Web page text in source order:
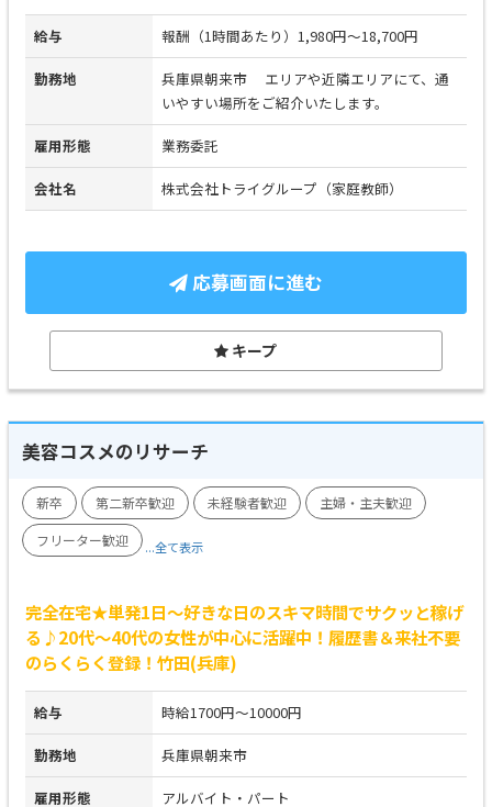
給与 報酬（1時間あたり）1,980円～18,700円
勤務地
兵庫県朝来市 エリアや近隣エリアにて、通
いやすい場所をご紹介いたします。
雇用形態 業務委託
会社名 株式会社トライグループ（家庭教師）
応募画面に進む
キープ
美容コスメのリサーチ
新卒 第二新卒歓迎 未経験者歓迎
主婦・主夫歓迎
フリーター歓迎
...全て表示
完全在宅★単発1日～好きな日のスキマ時間でサクッと稼げ
る♪20代～40代の女性が中心に活躍中！履歴書＆来社不要
のらくらく登録！竹田(兵庫)
給与 時給1700円～10000円
勤務地 兵庫県朝来市
雇用形態 アルバイト・パート